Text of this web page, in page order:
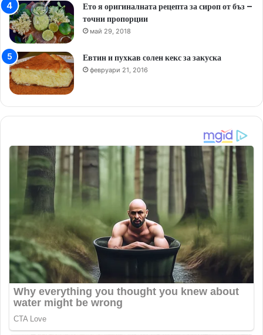
Ето я оригиналната рецепта за сироп от бъз –
точни пропорции
май 29, 2018
Евтин и пухкав солен кекс за закуска
февруари 21, 2016